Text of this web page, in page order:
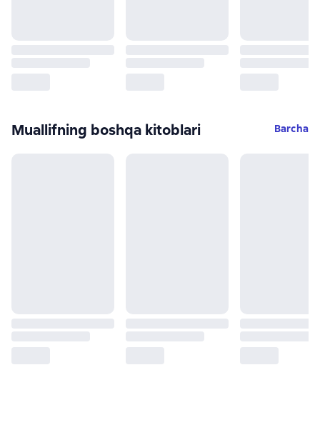
Muallifning boshqa kitoblari Barcha